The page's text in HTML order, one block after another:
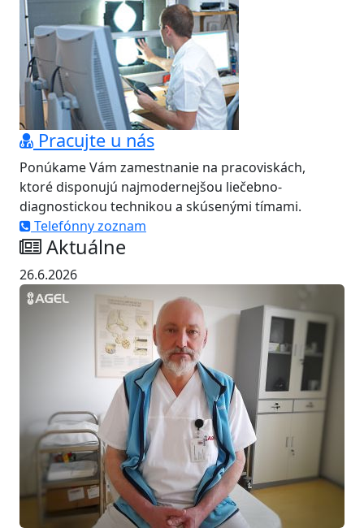
Pracujte u nás
Ponúkame Vám zamestnanie na pracoviskách,
ktoré disponujú najmodernejšou liečebno-
diagnostickou technikou a skúsenými tímami.
Telefónny zoznam
Aktuálne
26.6.2026